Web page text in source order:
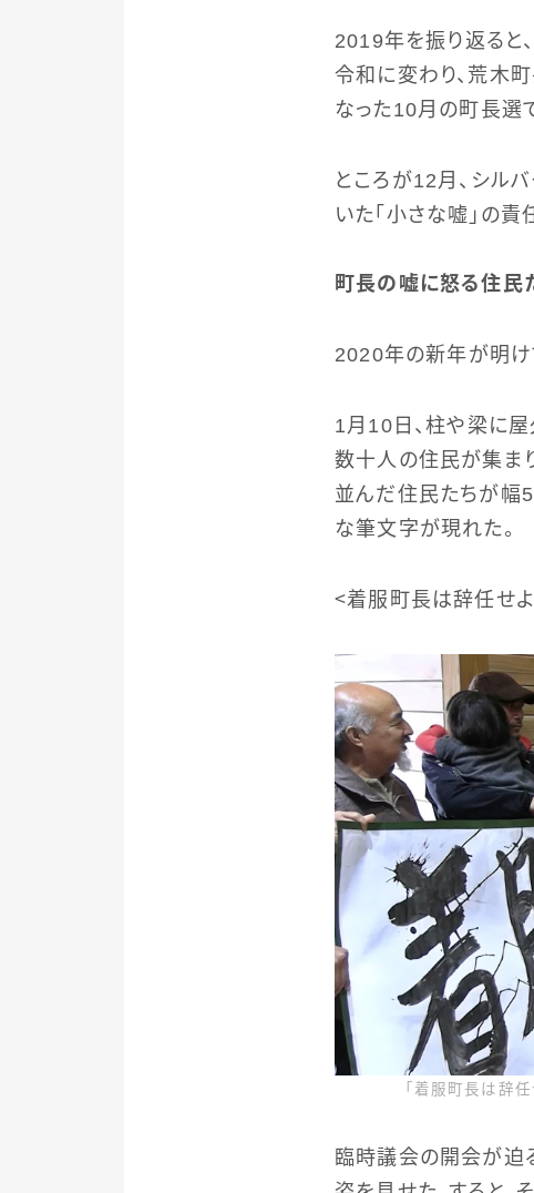
2019年を振り返ると
令和に変わり、荒木
なった10月の町長選
ところが12月、シル
いた「小さな嘘」の
町長の嘘に怒る住民
2020年の新年が明け
1月10日、柱や梁に
数十人の住民が集ま
並んだ住民たちが幅5
な筆文字が現れた。
＜着服町長は辞任せよ
「着服町長は辞
臨時議会の開会が迫